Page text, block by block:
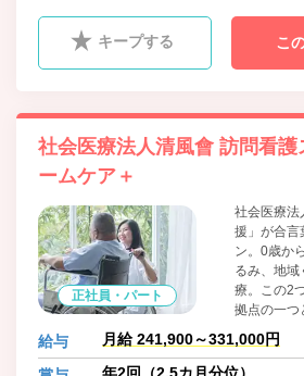
内科、腎臓内科、ﾘﾊﾋﾞﾘﾃｰｼｮﾝ科、
キープする こ
社会医療法人清風會 訪問看
ームケア＋
正社員・パート
社会医療法
援」が合言
ン。0歳か
るみ、地域
療。この2
拠点の一つ
給与 月給 241,900～331,000円